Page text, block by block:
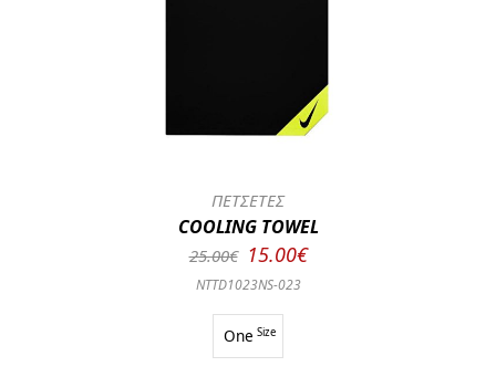
ΠΕΤΣΕΤΕΣ
COOLING TOWEL
25.00€ 15.00€
NTTD1023NS-023
One Size